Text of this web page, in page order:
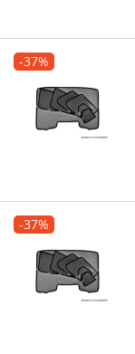
-37%
-37%